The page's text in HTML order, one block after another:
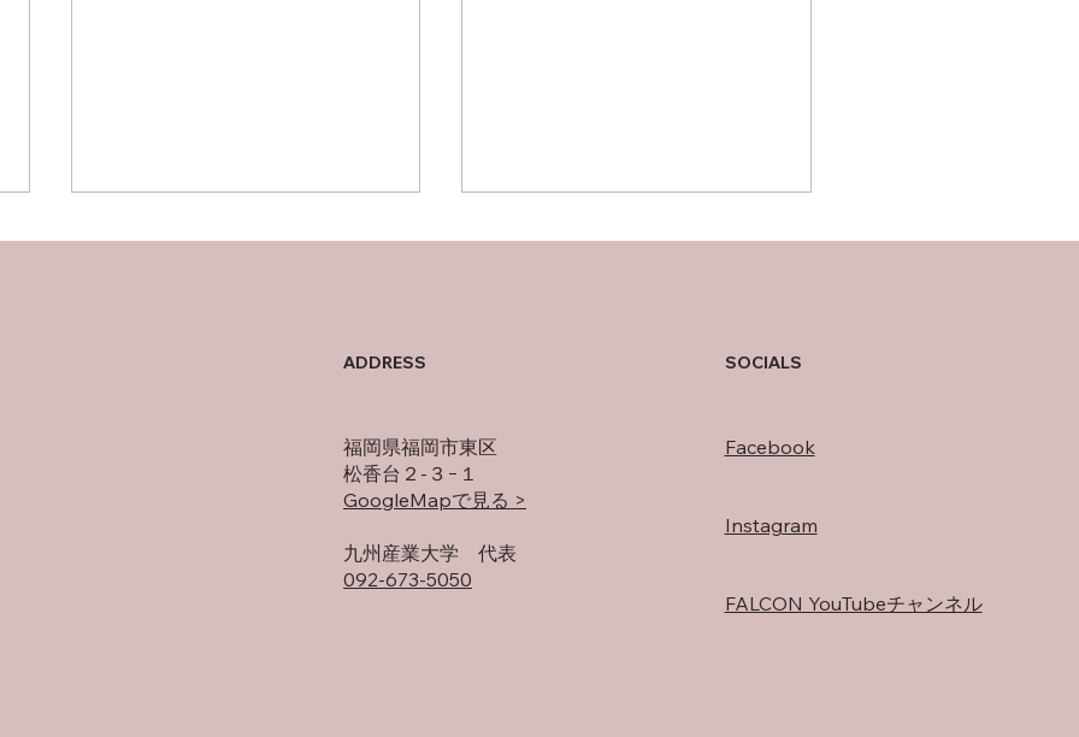
ADDRESS
福岡県福岡市東区
松香台２-３−１
GoogleMapで見る >
​九州産業大学 代表
092-673-5050
SOCIALS
Facebook
Instagram
FALCON YouTubeチャンネル